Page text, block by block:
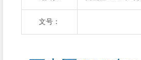
文号：